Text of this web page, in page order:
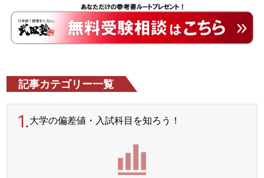
記事カテゴリー一覧
1.大学の偏差値・入試科目を知ろう！